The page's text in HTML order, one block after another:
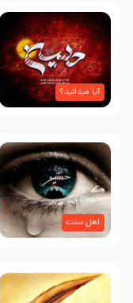
آیا میدانید؟
اهل سنت